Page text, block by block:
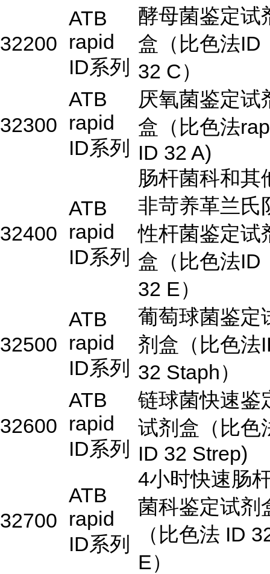
32200
ATB
rapid
ID系列
酵母菌鉴定试
盒（比色法ID
32 C）
32300
ATB
rapid
ID系列
厌氧菌鉴定试
盒（比色法
ID 32 A)
32400
ATB
rapid
ID系列
肠杆菌科和其
非苛养革兰氏
性杆菌鉴定试
盒（比色法ID
32 E）
32500
ATB
rapid
ID系列
葡萄球菌鉴定
剂盒（比色法
32 Staph）
32600
ATB
rapid
ID系列
链球菌快速鉴
试剂盒（比色
ID 32 Strep)
32700
ATB
rapid
ID系列
4小时快速肠
菌科鉴定试剂
（比色法 ID
E）